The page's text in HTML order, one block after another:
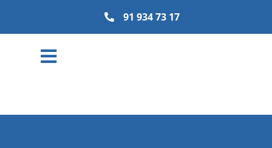
content
91 934 73 17
Toggle